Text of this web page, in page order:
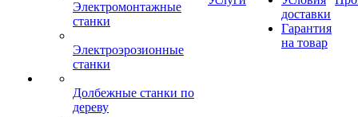
Электромонтажные
станки
Электроэрозионные
станки
Долбежные станки по
дереву
доставки
Гарантия
на товар